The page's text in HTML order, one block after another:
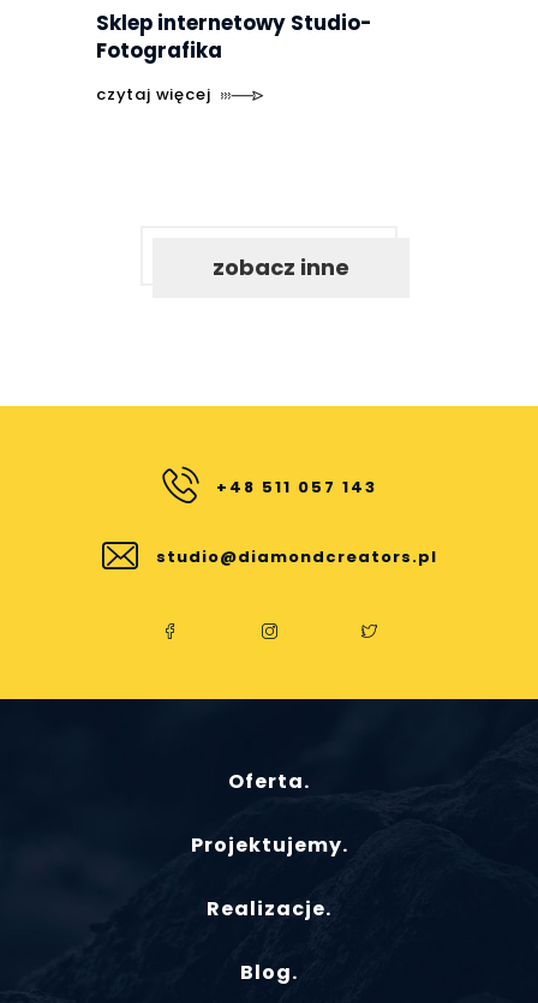
Sklep internetowy Studio-
Fotografika
czytaj więcej
zobacz inne
+48 511 057 143
studio@diamondcreators.pl
Oferta.
Projektujemy.
Realizacje.
Blog.